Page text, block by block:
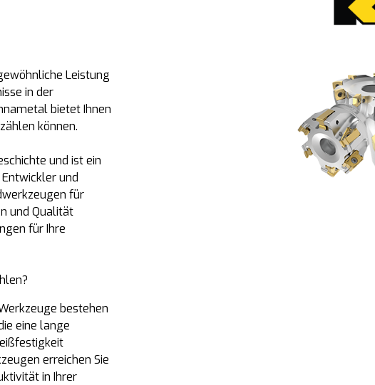
Leistung
in der
bietet Ihnen
können.
und ist ein
und
für
und Qualität
für Ihre
bestehen
eine lange
erreichen Sie
in Ihrer